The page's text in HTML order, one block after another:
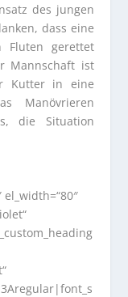
des jungen
dass eine
Fluten gerettet
Mannschaft ist
Kutter in eine
Manövrieren
die Situation